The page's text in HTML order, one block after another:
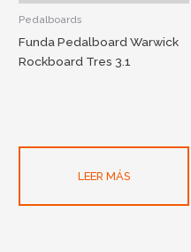
Pedalboards
Funda Pedalboard Warwick
Rockboard Tres 3.1
LEER MÁS